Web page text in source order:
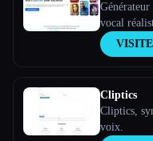
vocal
VISITE
Cliptics
Cliptics,
voix.